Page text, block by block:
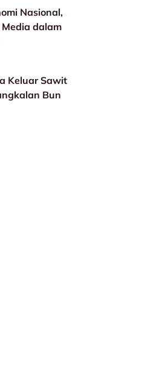
Nasional,
dalam
Keluar Sawit
Bun